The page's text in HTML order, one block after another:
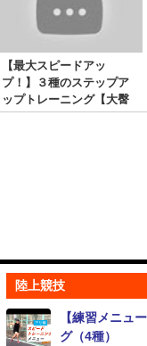
【最大スピードアッ
プ！】３種のステップア
ップトレーニング【大臀
筋を上手に使う】
陸上競技
【練習メニュ
グ（4種）